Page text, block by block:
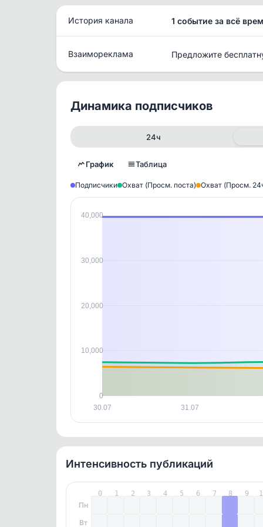
История канала 1 событие за всё
Взаимореклама Предложите
Динамика подписчиков
24ч
График Таблица
Подписчики Охват (Просм. поста) Охват (Просм.
30.07 31.07
40,000
30,000
20,000
10,000
0
Интенсивность публикаций
0 1 2 3 4 5 6 7 8 9
Пн
Вт